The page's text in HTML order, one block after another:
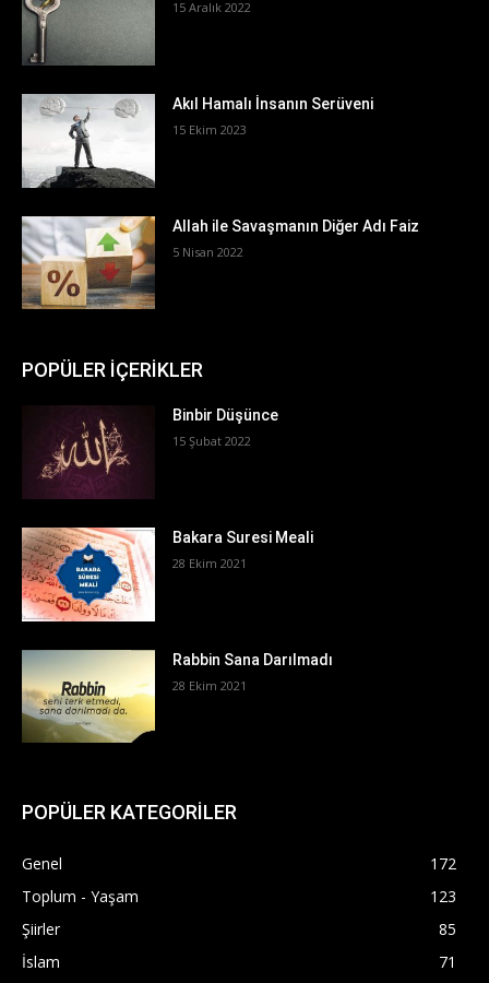
15 Aralık 2022
Akıl Hamalı İnsanın Serüveni
15 Ekim 2023
Allah ile Savaşmanın Diğer Adı Faiz
5 Nisan 2022
POPÜLER İÇERİKLER
Binbir Düşünce
15 Şubat 2022
Bakara Suresi Meali
28 Ekim 2021
Rabbin Sana Darılmadı
28 Ekim 2021
POPÜLER KATEGORİLER
Genel
172
Toplum - Yaşam
123
Şiirler
85
İslam
71